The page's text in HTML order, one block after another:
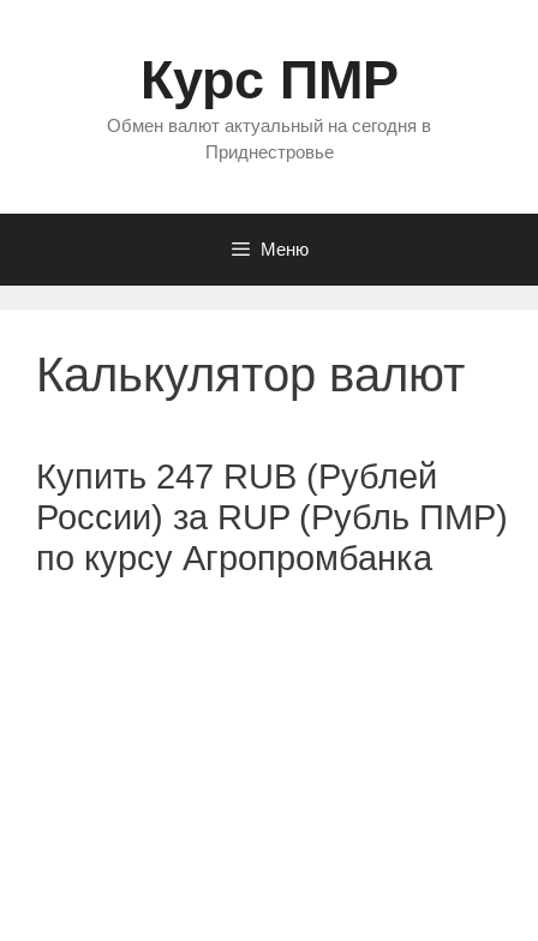
Курс ПМР
Обмен валют актуальный на сегодня в
Приднестровье
Меню
Калькулятор валют
Купить 247 RUB (Рублей
России) за RUP (Рубль ПМР)
по курсу Агропромбанка